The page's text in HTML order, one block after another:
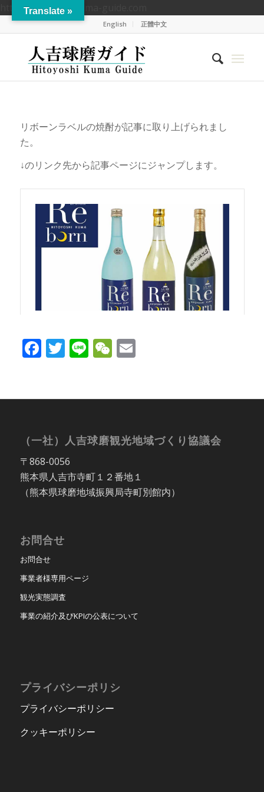
https://hitoyoshikuma-guide.com
English 正體中文
リボーンラベルの焼酎が記事に取り上げられまし
た。
↓のリンク先から記事ページにジャンプします。
Facebook
Twitter
LineWeChat
Email
（一社）人吉球磨観光地域づくり協議会
〒868-0056
熊本県人吉市寺町１２番地１
（熊本県球磨地域振興局寺町別館内）
お問合せ
お問合せ
事業者様専用ページ
観光実態調査
事業の紹介及びKPIの公表について
プライバシーポリシ
プライバシーポリシー
クッキーポリシー
Translate »